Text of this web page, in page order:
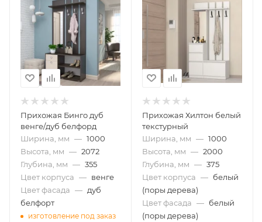
Прихожая Бинго дуб
венге/дуб белфорд
Ширина, мм — 1000
Высота, мм — 2072
Глубина, мм — 355
Цвет корпуса — венге
Цвет фасада — дуб
белфорт
изготовление под заказ
Прихожая Хилтон белый
текстурный
Ширина, мм — 1000
Высота, мм — 2000
Глубина, мм — 375
Цвет корпуса — белый
(поры дерева)
Цвет фасада — белый
(поры дерева)